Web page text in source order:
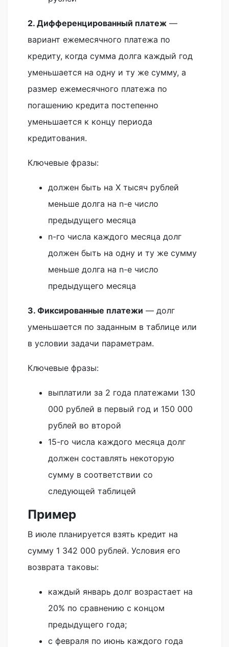
2. Дифференцированный платеж —
вариант ежемесячного платежа по
кредиту, когда сумма долга каждый год
уменьшается на одну и ту же сумму, а
размер ежемесячного платежа по
погашению кредита постепенно
уменьшается к концу периода
кредитования.
Ключевые фразы:
должен быть на X тысяч рублей
меньше долга на n-е число
предыдущего месяца
n-го числа каждого месяца долг
должен быть на одну и ту же сумму
меньше долга на n-е число
предыдущего месяца
3. Фиксированные платежи — долг
уменьшается по заданным в таблице или
в условии задачи параметрам.
Ключевые фразы:
выплатили за 2 года платежами 130
000 рублей в первый год и 150 000
рублей во второй
15-го числа каждого месяца долг
должен составлять некоторую
сумму в соответствии со
следующей таблицей
Пример
В июле планируется взять кредит на
сумму 1 342 000 рублей. Условия его
возврата таковы:
каждый январь долг возрастает на
20% по сравнению с концом
предыдущего года;
с февраля по июнь каждого года